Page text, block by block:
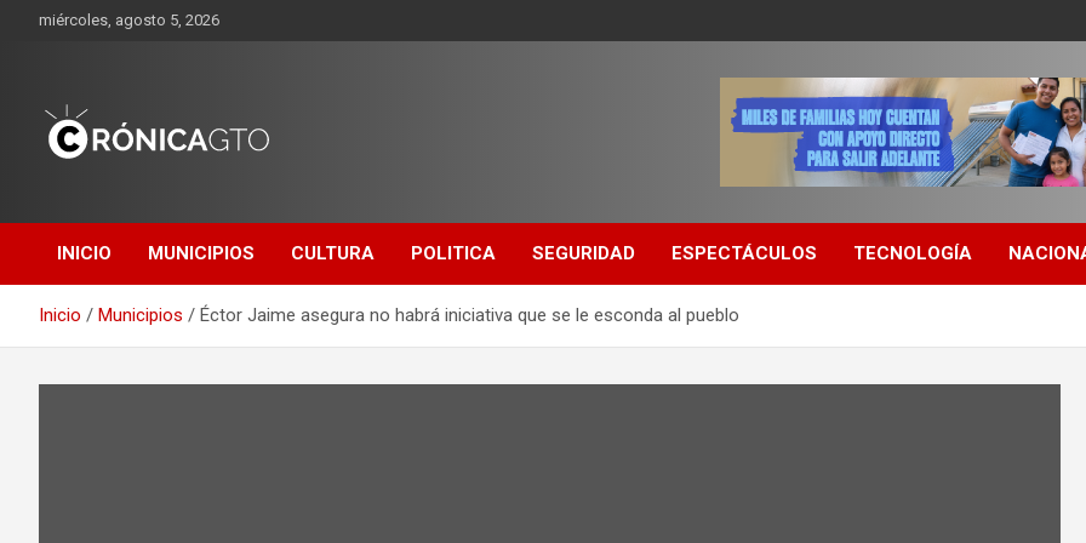
miércoles, agosto 5, 2026
GUANAJUATO
INICIO MUNICIPIOS CULTURA POLITICA SEGURIDAD ESPECTÁCULOS TECNOLOGÍA
Inicio Municipios Éctor Jaime asegura no habrá iniciativa que se le esconda al pueblo